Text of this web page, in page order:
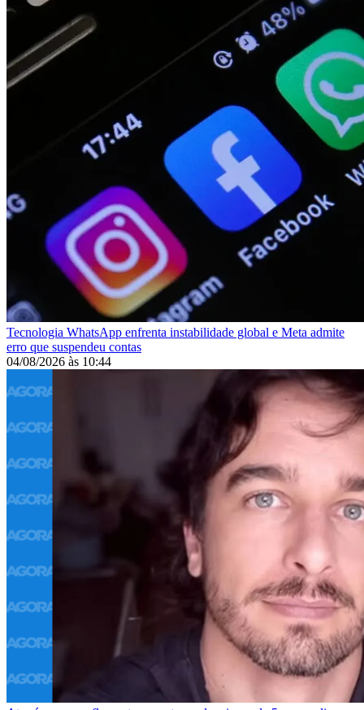
Tecnologia WhatsApp enfrenta instabilidade global e Meta admite
erro que suspendeu contas
04/08/2026 às 10:44